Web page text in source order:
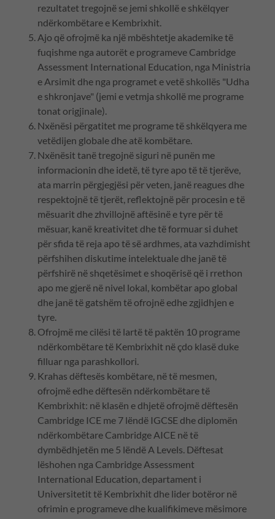
rezultatet tregojnë se jemi shkollë e shkëlqyer
ndërkombëtare e Kembrixhit.
Ajo që ofrojmë ka një mbështetje akademike të
fuqishme nga autorët e programeve Cambridge
Assessment International Education, nga Ministria
e Arsimit dhe nga programet e vetë shkollës "Udha
e shkronjave" (jemi e vetmja shkollë me programe
tonat origjinale).
Nxënësi përgatitet me programe të shkëlqyera me
vetëdijen globale dhe atë kombëtare.
Nxënësit tanë tregojnë siguri në punën me
informacionin dhe idetë, të tyre apo të të tjerëve,
ata marrin përgjegjësi për veten, janë reagues dhe
respektojnë të tjerët, reflektojnë për procesin e të
mësuarit dhe zhvillojnë aftësinë e tyre për të
mësuar, kanë kreativitet dhe të formuar si duhet
për sfida të reja apo të së ardhmes, ata vazhdimisht
përfshihen diskutime intelektuale dhe janë të
përfshirë në shqetësimet e shoqërisë që i rrethon
apo me gjerë në nivel lokal, kombëtar apo global
dhe janë të gatshëm të ofrojnë edhe zgjidhjen e
tyre.
Ofrojmë me cilësi të lartë të paktën 10 programe
ndërkombëtare të Kembrixhit në çdo klasë duke
filluar nga parashkollori.
Krahas dëftesës kombëtare, në të mesmen,
ofrojmë edhe dëftesën ndërkombëtare të
Kembrixhit: në klasën e dhjetë ofrojmë dëftesën
Cambridge ICE me 7 lëndë IGCSE dhe diplomën
ndërkombëtare Cambridge AICE në të
dymbëdhjetën me 5 lëndë A Levels. Dëftesat
lëshohen nga Cambridge Assessment
International Education, departament i
Universitetit të Kembrixhit dhe lider botëror në
ofrimin e programeve dhe kualifikimeve mësimore